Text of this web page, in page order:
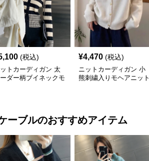
(税込)
トカーディガン 太
ダー柄ブイネックモ
¥4,470 (税込)
ニットカーディガン 小
熊刺繍入りモヘアニット
ーブルのおすすめアイテム